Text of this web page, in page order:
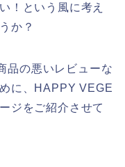
！という風に考え
か？
品の悪いレビューな
に、HAPPY VEGE
ジをご紹介させて